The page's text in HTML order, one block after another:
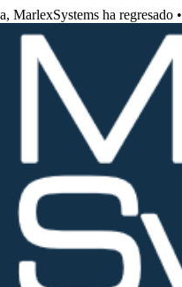
MarlexSystems ha regresado •